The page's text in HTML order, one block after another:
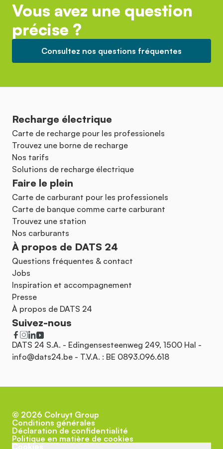
Vous avez une question
précise ?
Consultez nos questions fréquentes
Recharge électrique
Carte de recharge pour les professionels
Trouvez une borne de recharge
Nos tarifs
Solutions de recharge électrique
Faire le plein
Carte de carburant pour les professionels
Carte de banque comme carte carburant
Trouvez une station
Nos carburants
À propos de DATS 24
Questions fréquentes & contact
Jobs
Inspiration et accompagnement
Presse
À propos de DATS 24
Suivez-nous
DATS 24 S.A. - Edingensesteenweg 249, 1500 Hal -
info@dats24.be - T.V.A. : BE 0893.096.618
© 2026 Colruyt Group
Conditions générales
Déclaration de confidentialité
Politique en matière de cookies